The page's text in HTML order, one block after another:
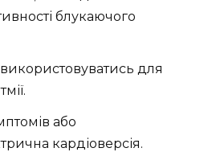
блукаючого
для
або
кардіоверсія.